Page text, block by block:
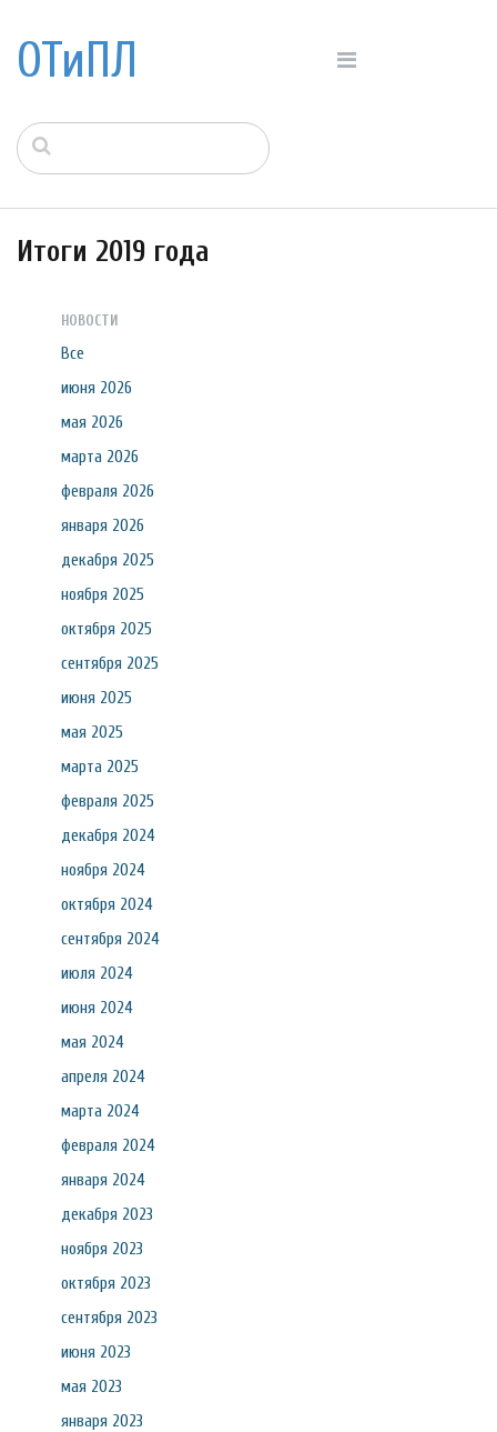
ОТиПЛ
Итоги 2019 года
НОВОСТИ
Все
июня 2026
мая 2026
марта 2026
февраля 2026
января 2026
декабря 2025
ноября 2025
октября 2025
сентября 2025
июня 2025
мая 2025
марта 2025
февраля 2025
декабря 2024
ноября 2024
октября 2024
сентября 2024
июля 2024
июня 2024
мая 2024
апреля 2024
марта 2024
февраля 2024
января 2024
декабря 2023
ноября 2023
октября 2023
сентября 2023
июня 2023
мая 2023
января 2023